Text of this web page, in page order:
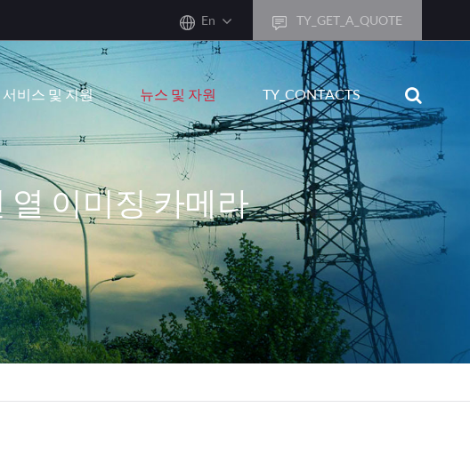
En
English
한국어
français
Deutsch
Español
русский
português
TY_GET_A_QUOTE
서비스 및 지원 뉴스 및 자원 TY_CONTACTS
열 이미징 카메라